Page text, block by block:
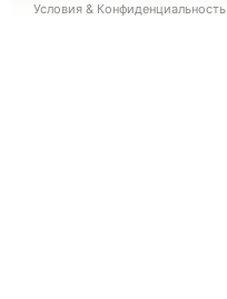
Условия & Конфиденциальность